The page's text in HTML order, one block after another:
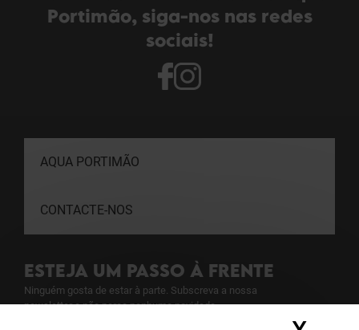
Portimão, siga-nos nas redes
sociais!
AQUA PORTIMÃO
CONTACTE-NOS
ESTEJA UM PASSO À FRENTE
Ninguém gosta de estar à parte. Subscreva a nossa
newsletter e não perca nenhuma novidade.